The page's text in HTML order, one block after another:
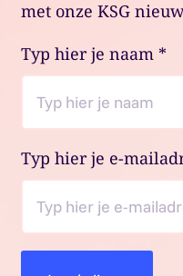
met onze KSG
Typ hier je naam *
Typ hier je e-